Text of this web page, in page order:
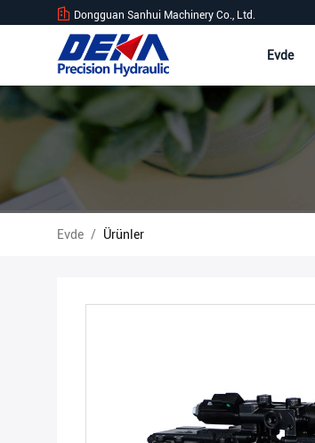
Dongguan Sanhui Machinery Co., Ltd.
Evde
Evde / Ürünler